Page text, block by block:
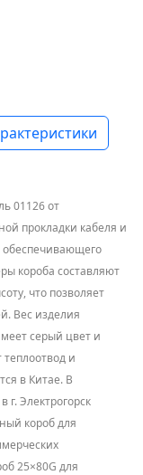
01126 от
прокладки кабеля и
обеспечивающего
короба составляют
что позволяет
Вес изделия
серый цвет и
и
в Китае. В
г. Электрогорск
короб для
25×80G для